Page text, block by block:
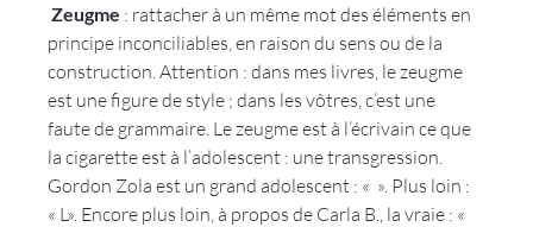
Zeugme : rattacher à un même mot des éléments en
principe inconciliables, en raison du sens ou de la
construction . Attention : dans mes livres, le zeugme
est une figure de style ; dans les vôtres, c’est une
faute de grammaire. Le zeugme est à l’écrivain ce que
la cigarette est à l’adolescent : une transgression.
Gordon Zola est un grand adolescent : « ». Plus loin :
« L ». Encore plus loin, à propos de Carla B., la vraie : «